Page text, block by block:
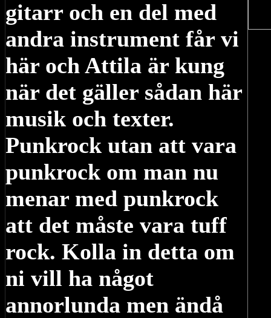
gitarr och en del med
andra instrument får vi
här och Attila är kung
när det gäller sådan här
musik och texter.
Punkrock utan att vara
punkrock om man nu
menar med punkrock
att det måste vara tuff
rock. Kolla in detta om
ni vill ha något
annorlunda men ändå